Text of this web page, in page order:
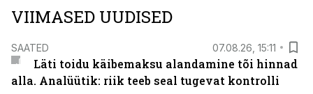
VIIMASED UUDISED
SAATED 07.08.26, 15:11
Läti toidu käibemaksu alandamine tõi hinnad
alla. Analüütik: riik teeb seal tugevat kontrolli